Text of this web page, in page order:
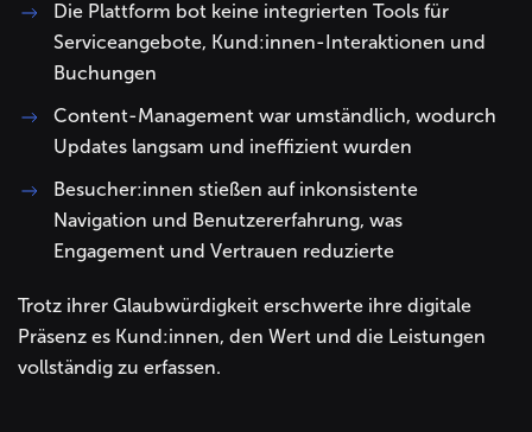
Die Plattform bot keine integrierten Tools für
Serviceangebote, Kund:innen-Interaktionen und
Buchungen
Content-Management war umständlich, wodurch
Updates langsam und ineffizient wurden
Besucher:innen stießen auf inkonsistente
Navigation und Benutzererfahrung, was
Engagement und Vertrauen reduzierte
Trotz ihrer Glaubwürdigkeit erschwerte ihre digitale
Präsenz es Kund:innen, den Wert und die Leistungen
vollständig zu erfassen.